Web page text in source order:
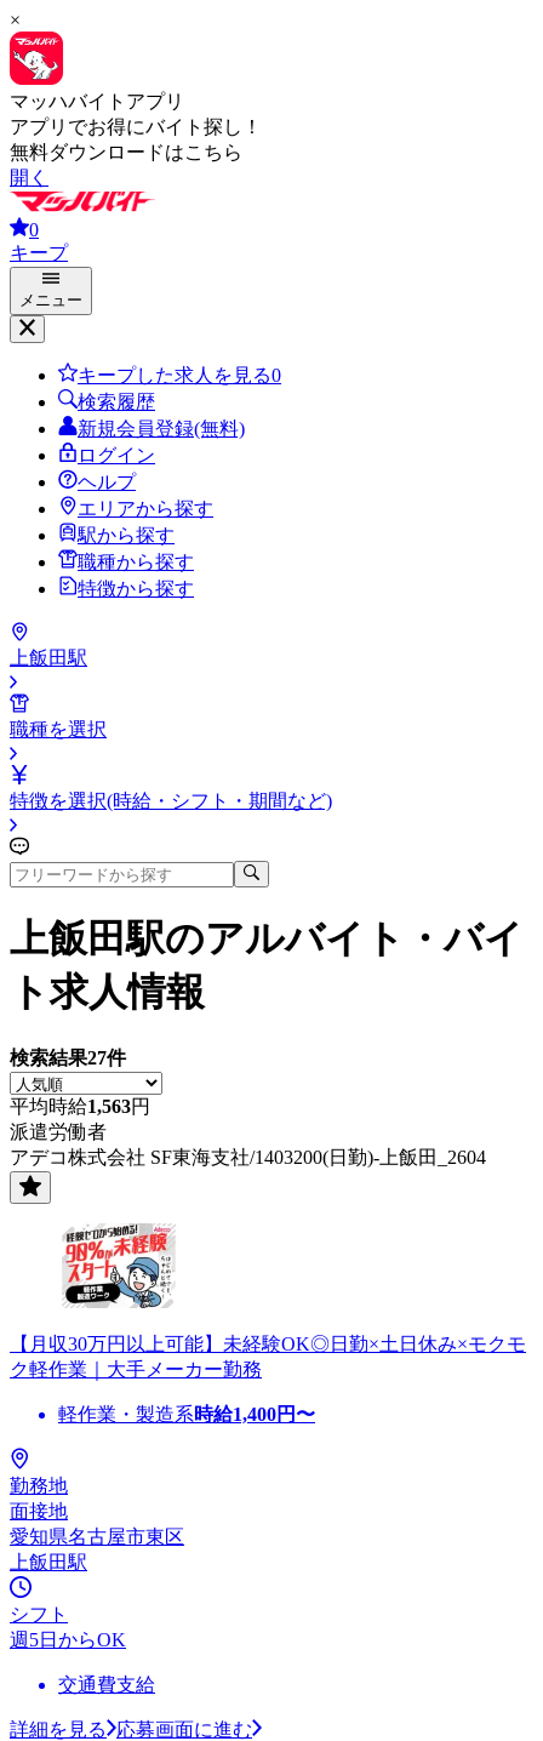
×
マッハバイトアプリ
アプリでお得にバイト探し！
無料ダウンロードはこちら
開く
0
キープ
メニュー
キープした求人を見る0
検索履歴
新規会員登録(無料)
ログイン
ヘルプ
エリアから探す
駅から探す
職種から探す
特徴から探す
上飯田駅
職種を選択
特徴を選択(時給・シフト・期間など)
上飯田駅のアルバイト・バイ
ト求人情報
検索結果27件
平均時給1,563円
派遣労働者
アデコ株式会社 SF東海支社/1403200(日勤)-上飯田_2604
【月収30万円以上可能】未経験OK◎日勤×土日休み×モクモ
ク軽作業｜大手メーカー勤務
軽作業・製造系時給1,400円〜
勤務地
面接地
愛知県名古屋市東区
上飯田駅
シフト
週5日からOK
交通費支給
詳細を見る 応募画面に進む